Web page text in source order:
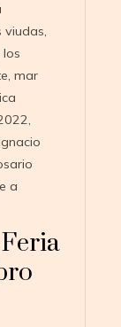
viudas,
los
, mar
,
a